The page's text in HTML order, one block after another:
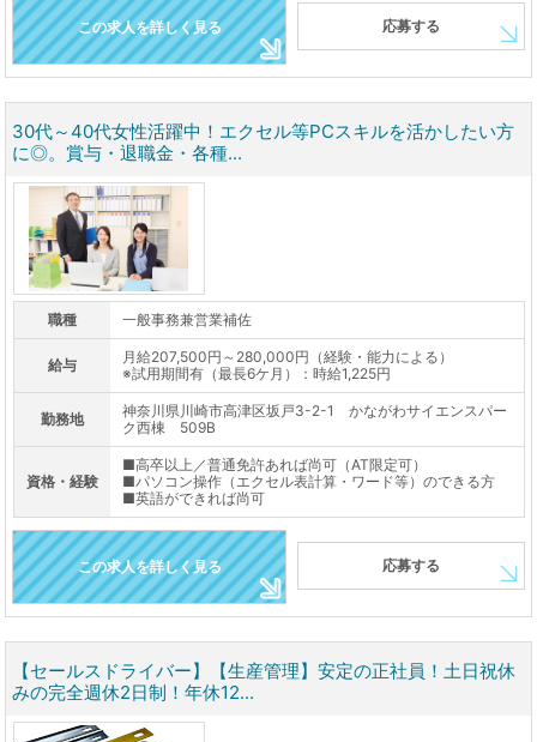
この求人を詳しく見る 応募する
30代～40代女性活躍中！エクセル等PCスキルを活かしたい方
に◎。賞与・退職金・各種...
職種 一般事務兼営業補佐
給与
月給207,500円～280,000円（経験・能力による）
※試用期間有（最長6ケ月）：時給1,225円
勤務地
神奈川県川崎市高津区坂戸3-2-1 かながわサイエンスパー
ク西棟 509B
資格・経験
■高卒以上／普通免許あれば尚可（AT限定可）
■パソコン操作（エクセル表計算・ワード等）のできる方
■英語ができれば尚可
この求人を詳しく見る 応募する
【セールスドライバー】【生産管理】安定の正社員！土日祝休
みの完全週休2日制！年休12...